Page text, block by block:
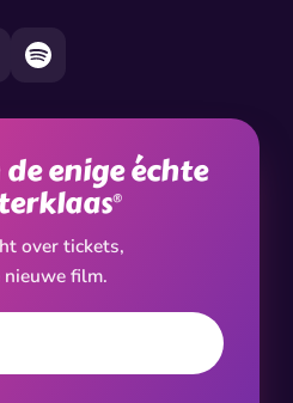
enige échte
®
over tickets,
film.